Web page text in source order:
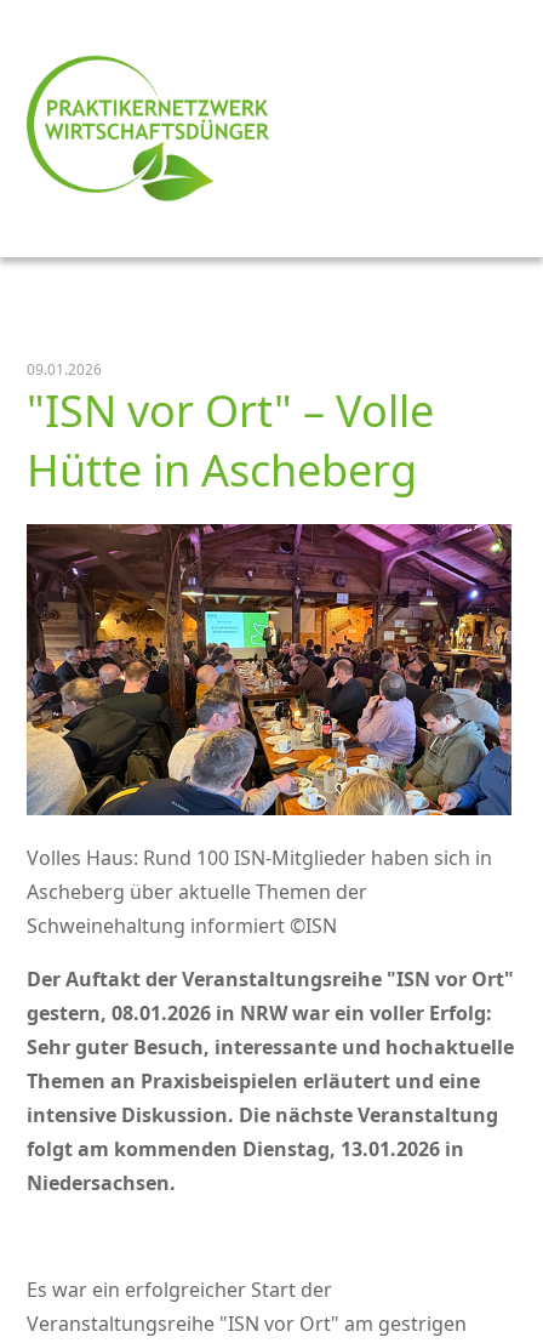
09.01.2026
ISN vor Ort – Volle
Hütte in Ascheberg
Volles Haus: Rund 100 ISN-Mitglieder haben sich in
Ascheberg über aktuelle Themen der
Schweinehaltung informiert ©ISN
Der Auftakt der Veranstaltungsreihe ISN vor Ort
gestern, 08.01.2026 in NRW war ein voller Erfolg:
Sehr guter Besuch, interessante und hochaktuelle
Themen an Praxisbeispielen erläutert und eine
intensive Diskussion. Die nächste Veranstaltung
folgt am kommenden Dienstag, 13.01.2026 in
Niedersachsen.
Es war ein erfolgreicher Start der
Veranstaltungsreihe ISN vor Ort am gestrigen